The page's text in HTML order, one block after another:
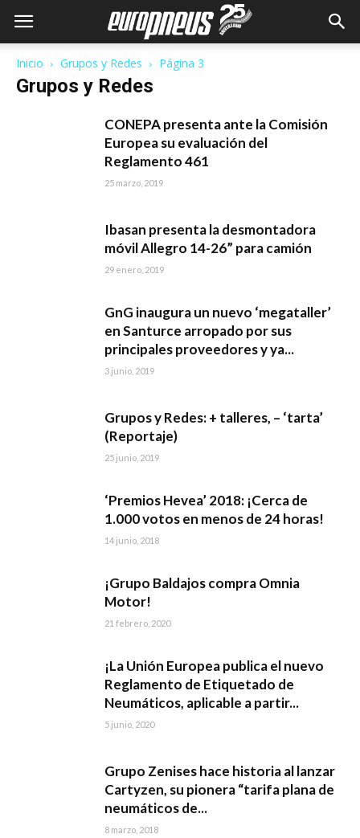
Inicio Grupos y Redes Página 3
Grupos y Redes
CONEPA presenta ante la Comisión
Europea su evaluación del
Reglamento 461
25 marzo, 2019
Ibasan presenta la desmontadora
móvil Allegro 14-26” para camión
29 enero, 2019
GnG inaugura un nuevo ‘megataller’
en Santurce arropado por sus
principales proveedores y ya...
3 junio, 2019
Grupos y Redes: + talleres, – ‘tarta’
(Reportaje)
25 junio, 2019
‘Premios Hevea’ 2018: ¡Cerca de
1.000 votos en menos de 24 horas!
14 junio, 2018
¡Grupo Baldajos compra Omnia
Motor!
21 febrero, 2020
¡La Unión Europea publica el nuevo
Reglamento de Etiquetado de
Neumáticos, aplicable a partir...
5 junio, 2020
Grupo Zenises hace historia al lanzar
Cartyzen, su pionera “tarifa plana de
neumáticos de...
8 marzo, 2018